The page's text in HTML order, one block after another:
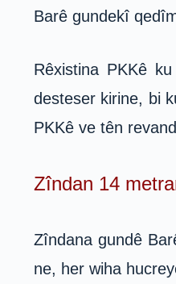
Barê gundekî
Rêxistina PKKê
desteser kirine, bi
PKKê ve tên
Zîndan 14
Zîndana gundê
ne, her wiha